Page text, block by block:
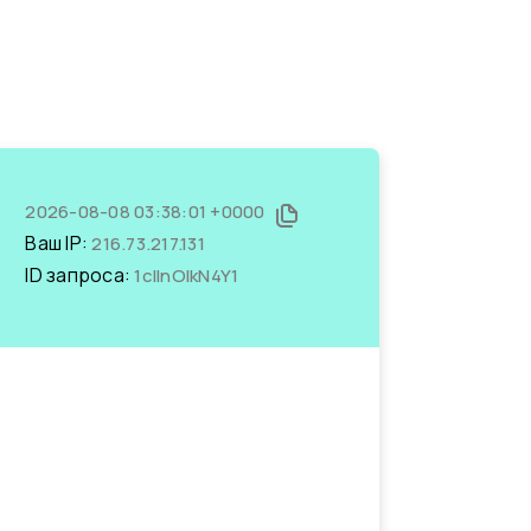
2026-08-08 03:38:01 +0000
Ваш IP:216.73.217.131
ID запроса:1cIlnOlkN4Y1